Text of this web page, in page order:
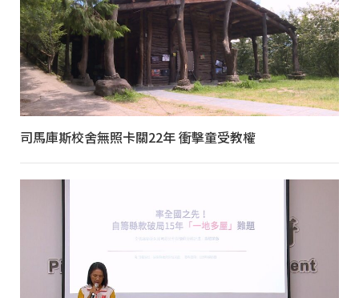
司馬庫斯校舍無照卡關22年 衝擊童受教權